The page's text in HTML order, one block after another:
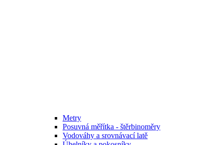
Metry
Posuvná měřítka - štěrbinoměry
Vodováhy a srovnávací latě